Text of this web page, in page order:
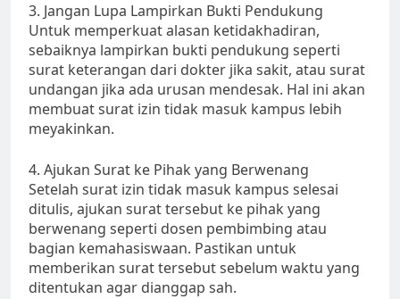
3. Jangan Lupa Lampirkan Bukti Pendukung
Untuk memperkuat alasan ketidakhadiran,
sebaiknya lampirkan bukti pendukung seperti
surat keterangan dari dokter jika sakit, atau surat
undangan jika ada urusan mendesak. Hal ini akan
membuat surat izin tidak masuk kampus lebih
meyakinkan.
4. Ajukan Surat ke Pihak yang Berwenang
Setelah surat izin tidak masuk kampus selesai
ditulis, ajukan surat tersebut ke pihak yang
berwenang seperti dosen pembimbing atau
bagian kemahasiswaan. Pastikan untuk
memberikan surat tersebut sebelum waktu yang
ditentukan agar dianggap sah.